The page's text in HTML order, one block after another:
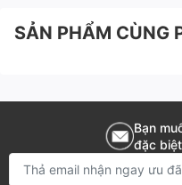
kiện để tăng độ
Dịch vụ dễ
SẢN PHẨM CÙNG
Bạn
đặc